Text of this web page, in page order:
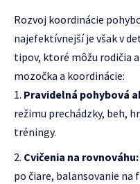
Rozvoj koordinácie
najefektívnejší je však v
tipov, ktoré môžu rodičia
mozočka a koordinácie:
Pravidelná pohybová
režimu prechádzky, beh,
tréningy.
Cvičenia na rovnováhu:
po čiare, balansovanie